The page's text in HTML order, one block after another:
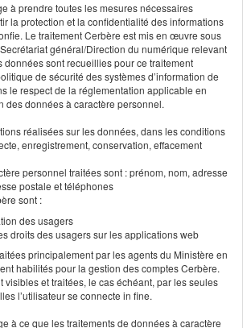
à prendre toutes les mesures nécessaires
la protection et la confidentialité des informations
Le traitement Cerbère est mis en œuvre sous
général/Direction du numérique relevant
données sont recueillies pour ce traitement
de sécurité des systèmes d’information de
le respect de la réglementation applicable en
des données à caractère personnel.
réalisées sur les données, dans les conditions
enregistrement, conservation, effacement
personnel traitées sont : prénom, nom, adresse
postale et téléphones
sont :
des usagers
droits des usagers sur les applications web
principalement par les agents du Ministère en
habilités pour la gestion des comptes Cerbère.
visibles et traitées, le cas échéant, par les seules
l’utilisateur se connecte in fine.
à ce que les traitements de données à caractère